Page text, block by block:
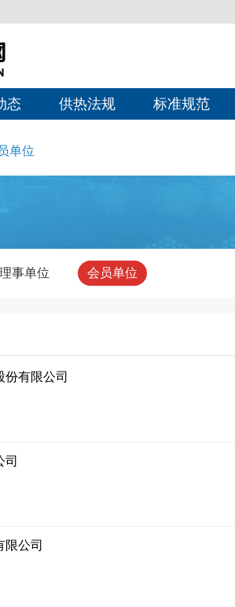
态 供热法规 标准规范
单位
理事单位 会员单位
有限公司
司
限公司